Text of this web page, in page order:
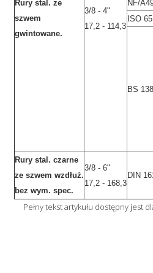
Rury stal. ze
szwem
gwintowane.
3/8 - 4"
17,2 - 114,3
NF/
ISO 65
BS
Rury stal. czarne
ze szwem wzdłuż.
bez wym. spec.
3/8 - 6"
17,2 - 168,3
DIN
Pełny tekst artykułu dostępny jest